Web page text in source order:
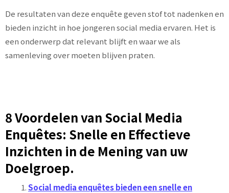
De resultaten van deze enquête geven stof tot nadenken en
bieden inzicht in hoe jongeren social media ervaren. Het is
een onderwerp dat relevant blijft en waar we als
samenleving over moeten blijven praten.
8 Voordelen van Social Media
Enquêtes: Snelle en Effectieve
Inzichten in de Mening van uw
Doelgroep.
Social media enquêtes bieden een snelle en